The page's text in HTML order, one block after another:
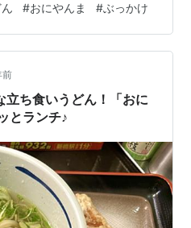
われば配膳口に戻して出口
で，ぶっかけうどんの並を
して実食です。おにやんま
店で何度かいただいてお
のが少し甘い感じがして美
，今回の印象は，コシはあ
#おにやんま #ぶっかけ
前
立ち食いうどん！「おに
とランチ♪